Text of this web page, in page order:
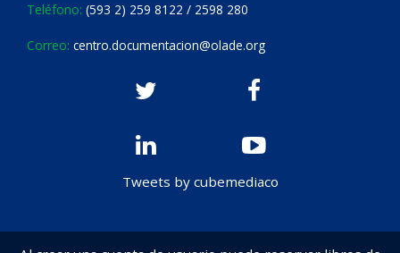
Teléfono: (593 2) 259 8122 / 2598 280
Correo: centro.documentacion@olade.org
Tweets by cubemediaco